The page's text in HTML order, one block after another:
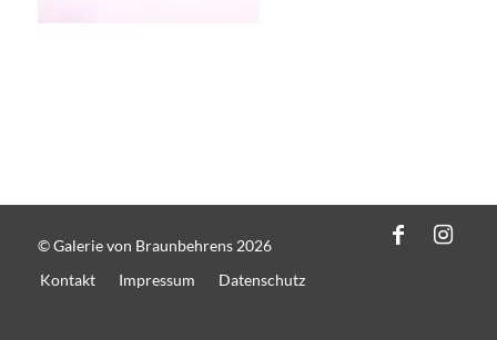
© Galerie von Braunbehrens 2026
Kontakt
Impressum Datenschutz